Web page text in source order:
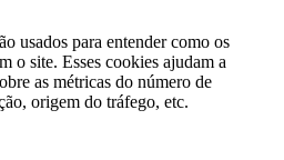
usados para entender como os
o site. Esses cookies ajudam a
as métricas do número de
origem do tráfego, etc.